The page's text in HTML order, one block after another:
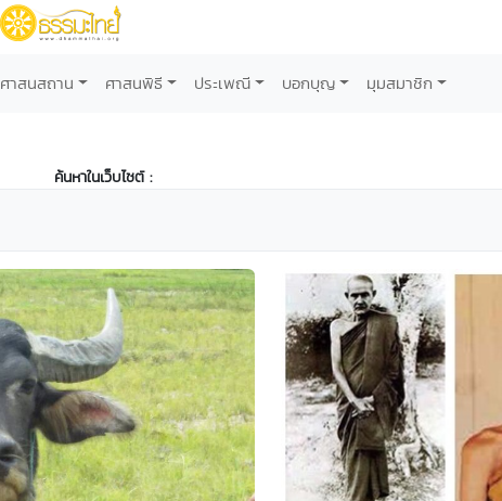
ศาสนสถาน ศาสนพิธี ประเพณี บอกบุญ มุมสมาชิก
ค้นหาในเว็บไซต์ :